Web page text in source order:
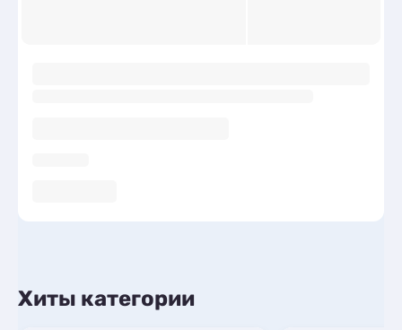
Хиты категории